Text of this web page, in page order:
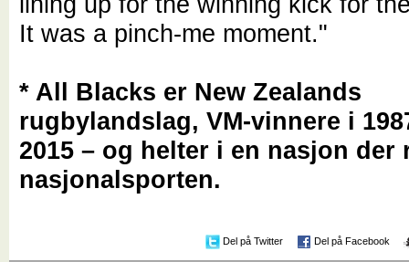
It was a pinch-me moment."
* All Blacks er New Zealands
rugbylandslag, VM-vinnere i
2015 – og helter i en nasjon der
nasjonalsporten.
Del på Twitter Del på Facebook